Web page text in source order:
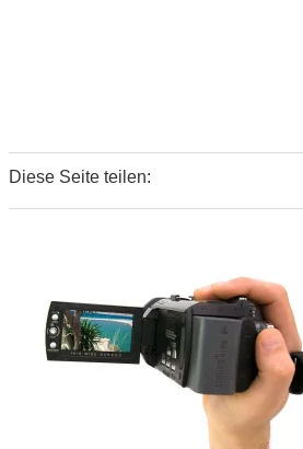
Diese Seite teilen: